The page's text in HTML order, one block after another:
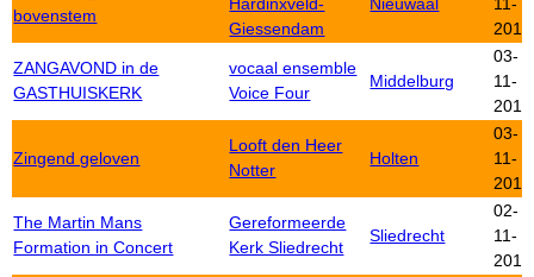
bovenstem
Hardinxveld-
Giessendam
Nieuwaal
11-
2012
ZANGAVOND in de
GASTHUISKERK
vocaal ensemble
Voice Four
Middelburg
03-
11-
2012
Zingend geloven
Looft den Heer
Notter
Holten
03-
11-
2012
The Martin Mans
Formation in Concert
Gereformeerde
Kerk Sliedrecht
Sliedrecht
02-
11-
2012